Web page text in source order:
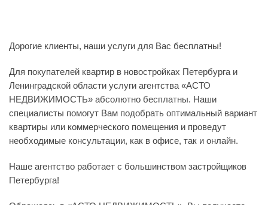
Дорогие клиенты, наши услуги для Вас бесплатны!
Для покупателей квартир в новостройках Петербурга и
Ленинградской области услуги агентства «АСТО
НЕДВИЖИМОСТЬ» абсолютно бесплатны. Наши
специалисты помогут Вам подобрать оптимальный вариант
квартиры или коммерческого помещения и проведут
необходимые консультации, как в офисе, так и онлайн.
Наше агентство работает с большинством застройщиков
Петербурга!